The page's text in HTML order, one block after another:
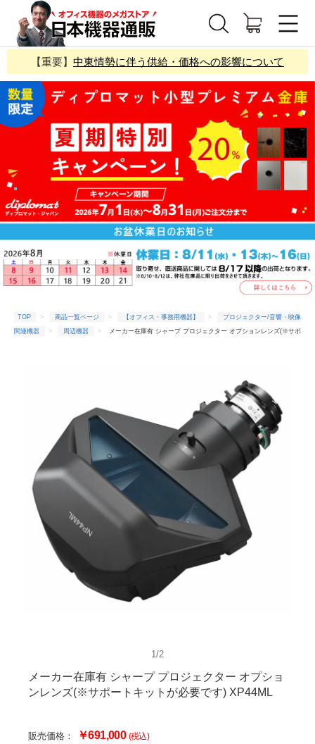
【重要】 中東情勢に伴う供給・価格への影響について
TOP 商品一覧ページ 【オフィス・事務用機器】
プロジェクター/音響・映像
関連機器
周辺機器
メーカー在庫有 シャープ プロジェクター オプションレンズ(※サポ
1/2
メーカー在庫有 シャープ プロジェクター オプショ
ンレンズ(※サポートキットが必要です) XP44ML
販売価格： ￥691,000 (税込)